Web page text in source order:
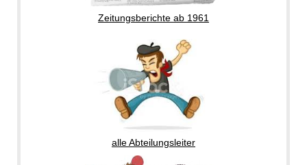
Zeitungsberichte ab 1961
alle Abteilungsleiter